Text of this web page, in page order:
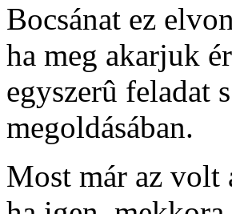
Bocsánat ez
ha meg akarjuk
egyszerû feladat
megoldásában.
Most már az volt